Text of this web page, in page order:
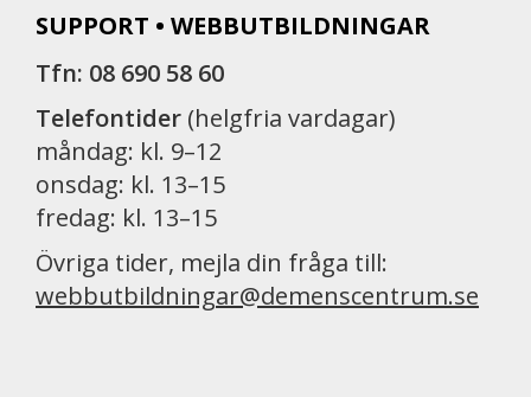
SUPPORT • WEBBUTBILDNINGAR
Tfn: 08 690 58 60
Telefontider (helgfria vardagar)
måndag: kl. 9–12
onsdag: kl. 13–15
fredag: kl. 13–15
Övriga tider, mejla din fråga till:
webbutbildningar@demenscentrum.se